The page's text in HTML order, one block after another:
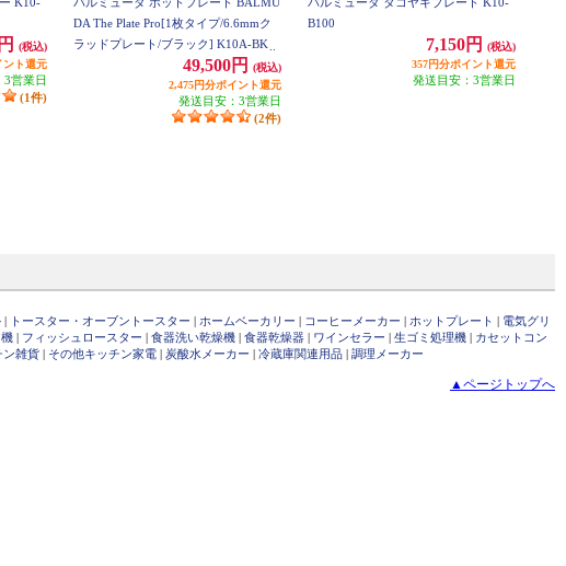
(税込)
ント還元
3営業日
(1件)
DA The Plate Pro[1枚タイプ/6.6mmク
ラッドプレート/ブラック] K10A-BK
49,500円
(税込)
2,475円分ポイント還元
発送目安：3営業日
(2件)
B100
7,150円
(税込)
357円分ポイント還元
発送目安：3営業日
| トースター・オーブントースター | ホームベーカリー | コーヒーメーカー | ホットプレート | 電気グリ
| フィッシュロースター | 食器洗い乾燥機 | 食器乾燥器 | ワインセラー | 生ゴミ処理機 | カセットコン
ン雑貨 | その他キッチン家電 | 炭酸水メーカー | 冷蔵庫関連用品 | 調理メーカー
▲ページトップへ